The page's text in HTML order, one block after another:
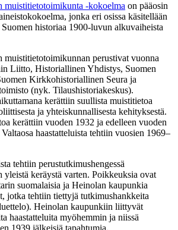
muistitietotoimikunta -kokoelma on pääosin
jonka eri osissa käsitellään
historiaa 1900-luvun alkuvaiheista
muistitietotoimikunnan perustivat vuonna
Liitto, Historiallinen Yhdistys, Suomen
Kirkkohistoriallinen Seura ja
(nyk. Tilaushistoriakeskus).
kerättiin suullista muistitietoa
ja yhteiskunnallisesta kehityksestä.
kerättiin vuoden 1932 ja edelleen vuoden
haastatteluista tehtiin vuosien 1969–
tehtiin perustutkimushengessä
keräystä varten. Poikkeuksia ovat
suomalaisia ja Heinolan kaupunkia
jotka tehtiin tiettyjä tutkimushankkeita
Heinolan kaupunkiin liittyvät
haastatteluita myöhemmin ja niissä